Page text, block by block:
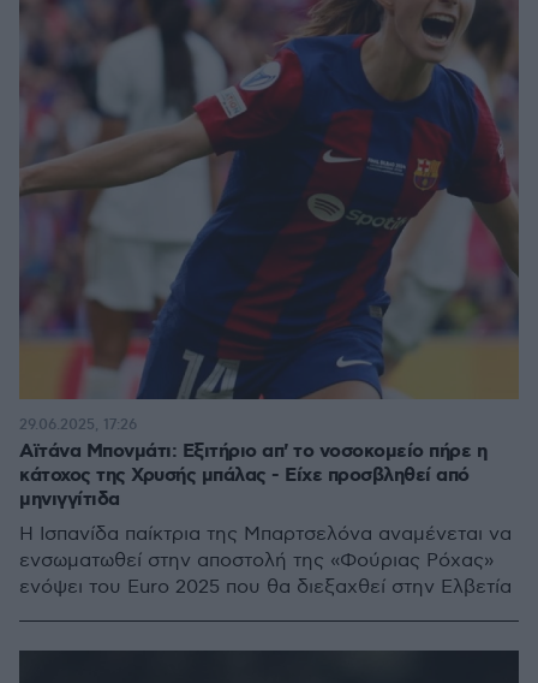
Αϊτάνα Μπονμάτι: Εξιτήριο απ' το νοσοκομείο πήρε η
κάτοχος της Χρυσής μπάλας - Είχε προσβληθεί από
μηνιγγίτιδα
Η Ισπανίδα παίκτρια της Μπαρτσελόνα αναμένεται να
ενσωματωθεί στην αποστολή της «Φούριας Ρόχας»
ενόψει του Euro 2025 που θα διεξαχθεί στην Ελβετία
29.06.2025, 17:26